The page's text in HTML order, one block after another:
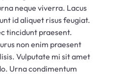
neque viverra. Lacus
id aliquet risus feugiat.
tincidunt praesent.
non enim praesent
Vulputate mi sit amet
Urna condimentum